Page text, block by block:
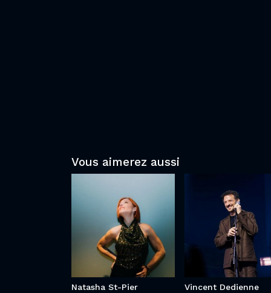
Vous aimerez aussi
Pier
Natasha St-Pier
Vincent
Dedienne
Vincent Dedienne